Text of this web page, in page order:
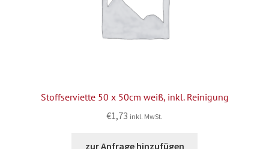
Stoffserviette 50 x 50cm weiß, inkl. Reinigung
€1,73 inkl. MwSt.
zur Anfrage hinzufügen